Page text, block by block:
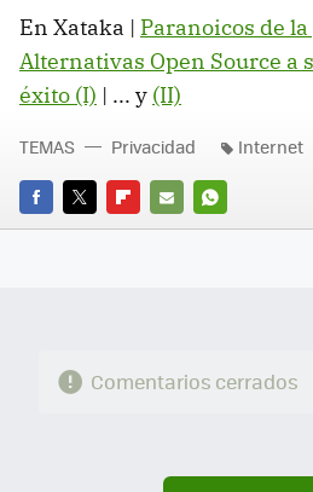
En Xataka | Paranoicos de
Alternativas Open Source a
éxito (I) | ... y (II)
FACEBOOK
TWITTERFLIPBOARD
E-
WHATSAPP
TEMAS Privacidad Internet
Comentarios cerrados